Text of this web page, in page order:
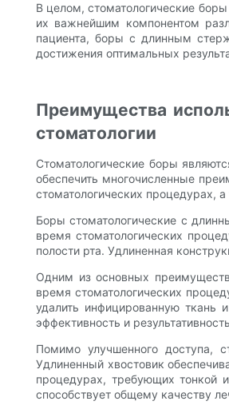
В целом, стоматологические
их важнейшим компонентом
пациента, боры с длинным
достижения оптимальных
Преимущества
стоматологии
Стоматологические боры
обеспечить многочисленные
стоматологических процедурах,
Боры стоматологические с
время стоматологических
полости рта. Удлиненная
Одним из основных
время стоматологических
удалить инфицированную
эффективность и
Помимо улучшенного доступа,
Удлиненный хвостовик
процедурах, требующих тонкой
способствует общему качеству